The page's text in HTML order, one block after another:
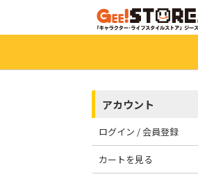
アカウント
ログイン / 会員登録
カートを見る